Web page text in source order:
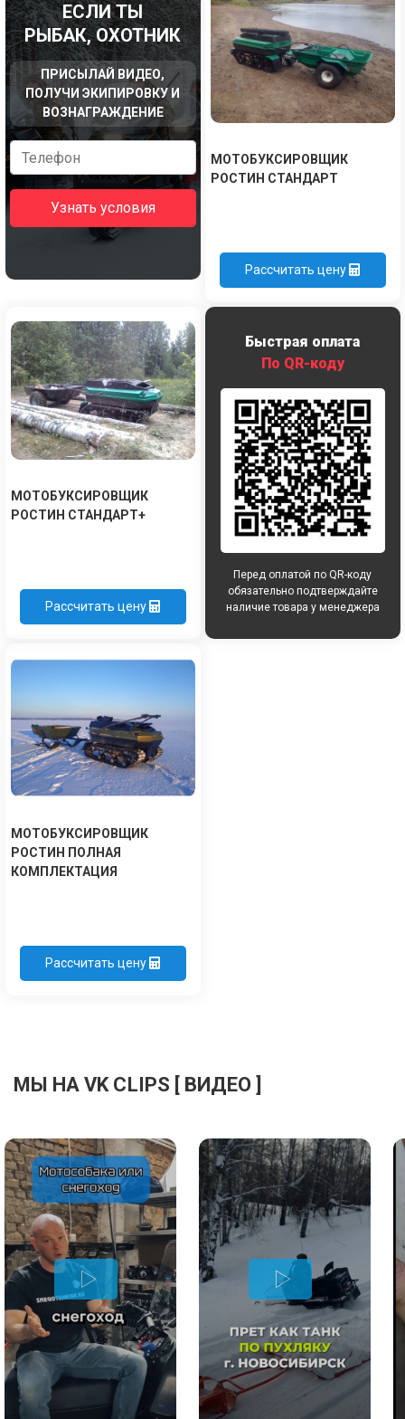
ЕСЛИ ТЫ
РЫБАК, ОХОТНИК
ПРИСЫЛАЙ ВИДЕО,
ПОЛУЧИ ЭКИПИРОВКУ И
ВОЗНАГРАЖДЕНИЕ
Узнать условия
МОТОБУКСИРОВЩИК
РОСТИН СТАНДАРТ
Рассчитать цену
МОТОБУКСИРОВЩИК
РОСТИН СТАНДАРТ+
Рассчитать цену
Быстрая оплата
По QR-коду
Перед оплатой по QR-коду
обязательно подтверждайте
наличие товара у менеджера
МОТОБУКСИРОВЩИК
РОСТИН ПОЛНАЯ
КОМПЛЕКТАЦИЯ
Рассчитать цену
МЫ НА VK CLIPS [ ВИДЕО ]